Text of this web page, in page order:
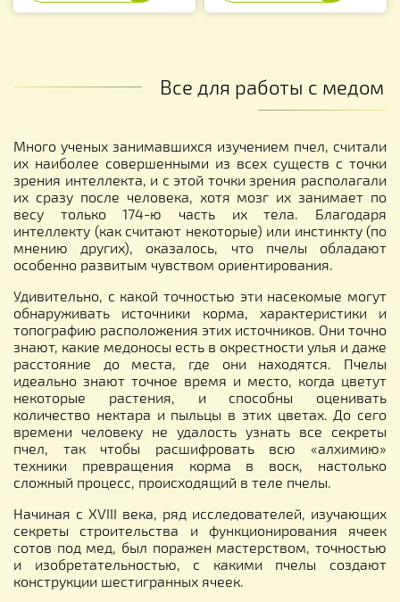
Все для работы с медом
Много ученых занимавшихся изучением пчел, считали
их наиболее совершенными из всех существ с точки
зрения интеллекта, и с этой точки зрения располагали
их сразу после человека, хотя мозг их занимает по
весу только 174-ю часть их тела. Благодаря
интеллекту (как считают некоторые) или инстинкту (по
мнению других), оказалось, что пчелы обладают
особенно развитым чувством ориентирования.
Удивительно, с какой точностью эти насекомые могут
обнаруживать источники корма, характеристики и
топографию расположения этих источников. Они точно
знают, какие медоносы есть в окрестности улья и даже
расстояние до места, где они находятся. Пчелы
идеально знают точное время и место, когда цветут
некоторые растения, и способны оценивать
количество нектара и пыльцы в этих цветах. До сего
времени человеку не удалость узнать все секреты
пчел, так чтобы расшифровать всю «алхимию»
техники превращения корма в воск, настолько
сложный процесс, происходящий в теле пчелы.
Начиная с XVIII века, ряд исследователей, изучающих
секреты строительства и функционирования ячеек
сотов под мед, был поражен мастерством, точностью
и изобретательностью, с какими пчелы создают
конструкции шестигранных ячеек.